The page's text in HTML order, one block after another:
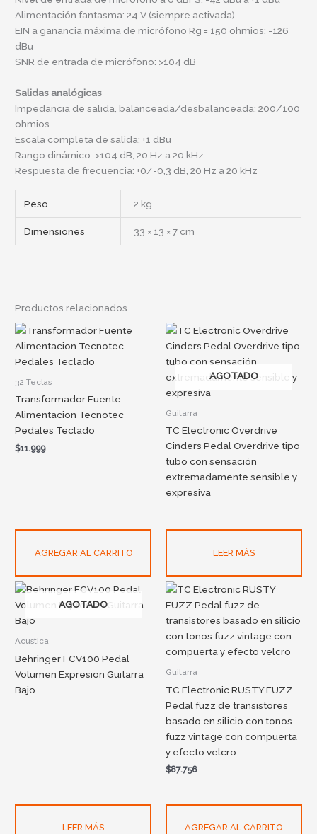
Alimentación fantasma: 24 V (siempre activada)
EIN a ganancia máxima de micrófono Rg = 150 ohmios: -126
dBu
SNR de entrada de micrófono: >104 dB
Salidas analógicas
Impedancia de salida, balanceada/desbalanceada: 200/100
ohmios
Escala completa de salida: +1 dBu
Rango dinámico: >104 dB, 20 Hz a 20 kHz
Respuesta de frecuencia: +0/-0,3 dB, 20 Hz a 20 kHz
Peso 2 kg
Dimensiones 33 × 13 × 7 cm
Productos relacionados
32 Teclas
Transformador Fuente
Alimentacion Tecnotec
Pedales Teclado
$11.999
AGREGAR AL CARRITO
AGOTADO
Guitarra
TC Electronic Overdrive
Cinders Pedal Overdrive tipo
tubo con sensación
extremadamente sensible y
expresiva
LEER MÁS
AGOTADO
Acustica
Behringer FCV100 Pedal
Volumen Expresion Guitarra
Bajo
LEER MÁS
Guitarra
TC Electronic RUSTY FUZZ
Pedal fuzz de transistores
basado en silicio con tonos
fuzz vintage con compuerta
y efecto velcro
$87.756
AGREGAR AL CARRITO